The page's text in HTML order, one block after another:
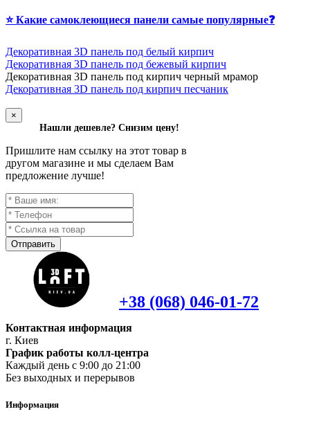
⭐ Какие самоклеющиеся панели самые популярные❓
Декоративная 3D панель под белый кирпич
Декоративная 3D панель под бежевый кирпич
Декоративная 3D панель под кирпич черный мрамор
Декоративная 3D панель под кирпич песчаник
×
Нашли дешевле? Снизим цену!
Пришлите нам ссылку на этот товар в
другом магазине и мы сделаем Вам
предложение лучше!
Отправить
+38 (068) 046-01-72
Контактная информация
г. Киев
График работы колл-центра
Каждый день с 9:00 до 21:00
Без выходных и перерывов
Информация